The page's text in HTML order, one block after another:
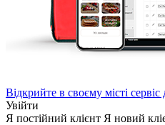
Відкрийте в своєму місті
Увійти
Я постійний клієнт Я новий